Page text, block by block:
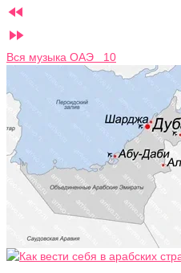


Вся музыка ОАЭ 10